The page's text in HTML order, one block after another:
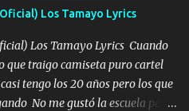
Los Tamayo Lyrics
Los Tamayo Lyrics Cuando
que traigo camiseta puro cartel
tengo los 20 años pero los que
No me gustó la escuela pero